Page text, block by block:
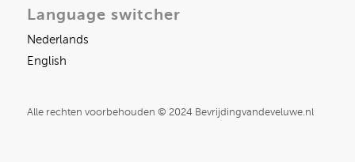
Language switcher
Nederlands
English
Alle rechten voorbehouden © 2024 Bevrijdingvandeveluwe.nl